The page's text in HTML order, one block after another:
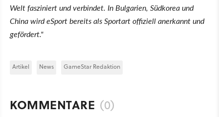
Welt fasziniert und verbindet. In Bulgarien, Südkorea und
China wird eSport bereits als Sportart offiziell anerkannt und
gefördert."
Artikel News GameStar Redaktion
KOMMENTARE (0)